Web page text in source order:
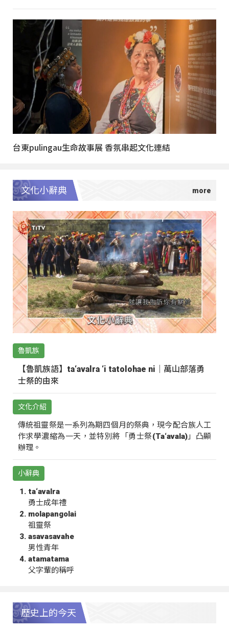
台東pulingau生命故事展 香氛串起文化連結
文化小辭典
魯凱族
【魯凱族語】ta‘avalra ‘i tatolohae ni｜萬山部落勇
士祭的由來
文化介紹
傳統祖靈祭是一系列為期四個月的祭典，現今配合族人工
作求學濃縮為一天，並特別將「勇士祭(Ta‘avala)」凸顯
辦理。
小辭典
ta‘avalra
勇士成年禮
molapangolai
祖靈祭
asavasavahe
男性青年
atamatama
父字輩的稱呼
歷史上的今天